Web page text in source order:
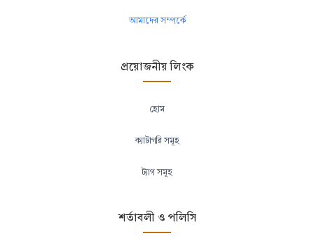
আমাদের সম্পর্কে
প্রয়োজনীয় লিংক
হোম
ক্যাটাগরি সমূহ
ট্যাগ সমূহ
শর্তাবলী ও পলিসি